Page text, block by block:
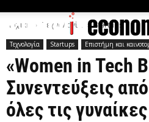
Αρχική Τεχνολογία Startups
Τεχνολογία Startups Επιστήμη και
«Women in Tech
Συνεντεύξεις
όλες τις γυναίκες